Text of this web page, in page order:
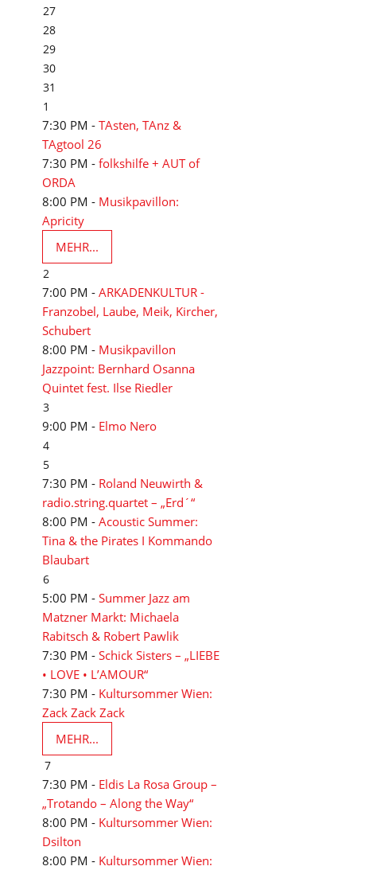
27
28
29
30
31
1
7:30 PM - TAsten, TAnz &
TAgtool 26
7:30 PM - folkshilfe + AUT of
ORDA
8:00 PM - Musikpavillon:
Apricity
MEHR...
2
7:00 PM - ARKADENKULTUR -
Franzobel, Laube, Meik, Kircher,
Schubert
8:00 PM - Musikpavillon
Jazzpoint: Bernhard Osanna
Quintet fest. Ilse Riedler
3
9:00 PM - Elmo Nero
4
5
7:30 PM - Roland Neuwirth &
radio.string.quartet – „Erd´“
8:00 PM - Acoustic Summer:
Tina & the Pirates I Kommando
Blaubart
6
5:00 PM - Summer Jazz am
Matzner Markt: Michaela
Rabitsch & Robert Pawlik
7:30 PM - Schick Sisters – „LIEBE
• LOVE • L’AMOUR“
7:30 PM - Kultursommer Wien:
Zack Zack Zack
MEHR...
7
7:30 PM - Eldis La Rosa Group –
„Trotando – Along the Way“
8:00 PM - Kultursommer Wien:
Dsilton
8:00 PM - Kultursommer Wien: